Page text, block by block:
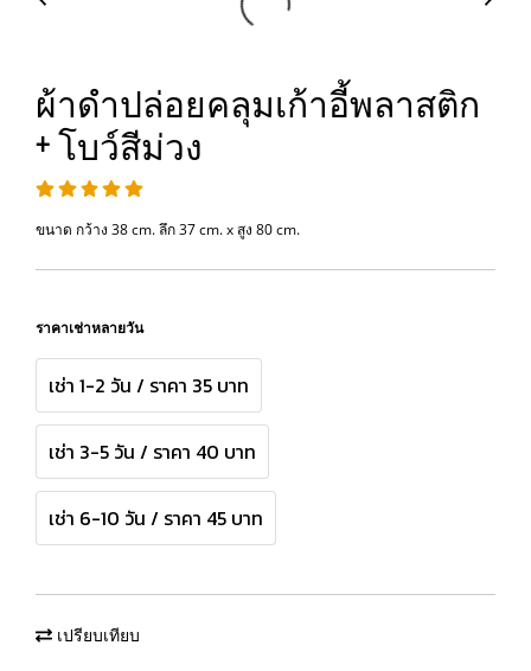
ผ้าดำปล่อยคลุมเก้าอี้พลาสติก
+ โบว์สีม่วง
ขนาด กว้าง 38 cm. ลึก 37 cm. x สูง 80 cm.
ราคาเช่าหลายวัน
เช่า 1-2 วัน / ราคา 35 บาท
เช่า 3-5 วัน / ราคา 40 บาท
เช่า 6-10 วัน / ราคา 45 บาท
เปรียบเทียบ